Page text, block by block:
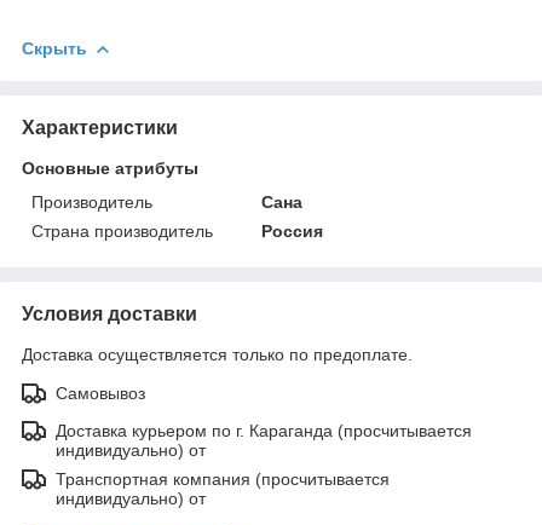
Скрыть
Характеристики
Основные атрибуты
Производитель
Сана
Страна производитель
Россия
Условия доставки
Доставка осуществляется только по предоплате.
Самовывоз
Доставка курьером по г. Караганда (просчитывается
индивидуально) от
Транспортная компания (просчитывается
индивидуально) от